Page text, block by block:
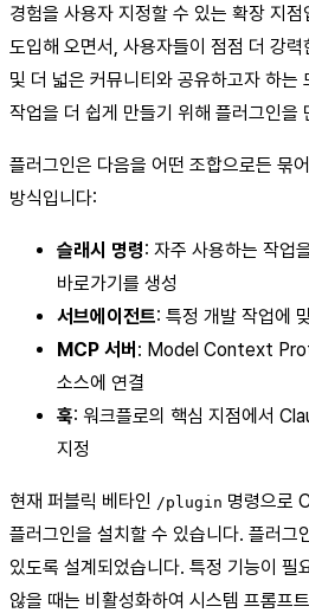
경험을 사용자 지정할 수 있는 확장 지
도입해 오면서, 사용자들이 점점 더 강
및 더 넓은 커뮤니티와 공유하고자 하는
작업을 더 쉽게 만들기 위해 플러그인을
플러그인은 다음을 어떤 조합으로든 묶
방식입니다:
슬래시 명령: 자주 사용하는 작업
바로가기를 생성
서브에이전트: 특정 개발 작업에
MCP 서버 : Model Context
소스에 연결
훅: 워크플로의 핵심 지점에서
지정
현재 퍼블릭 베타인 /plugin 명령으로
플러그인을 설치할 수 있습니다. 플러그
있도록 설계되었습니다. 특정 기능이 필
않을 때는 비활성화하여 시스템 프롬프